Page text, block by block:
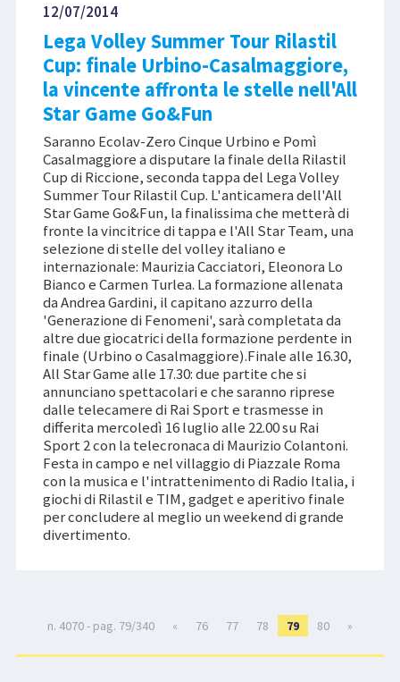
12/07/2014
Lega Volley Summer Tour Rilastil
Cup: finale Urbino-Casalmaggiore,
la vincente affronta le stelle nell'All
Star Game Go&Fun
Saranno Ecolav-Zero Cinque Urbino e Pomì
Casalmaggiore a disputare la finale della Rilastil
Cup di Riccione, seconda tappa del Lega Volley
Summer Tour Rilastil Cup. L'anticamera dell'All
Star Game Go&Fun, la finalissima che metterà di
fronte la vincitrice di tappa e l'All Star Team, una
selezione di stelle del volley italiano e
internazionale: Maurizia Cacciatori, Eleonora Lo
Bianco e Carmen Turlea. La formazione allenata
da Andrea Gardini, il capitano azzurro della
'Generazione di Fenomeni', sarà completata da
altre due giocatrici della formazione perdente in
finale (Urbino o Casalmaggiore).Finale alle 16.30,
All Star Game alle 17.30: due partite che si
annunciano spettacolari e che saranno riprese
dalle telecamere di Rai Sport e trasmesse in
differita mercoledì 16 luglio alle 22.00 su Rai
Sport 2 con la telecronaca di Maurizio Colantoni.
Festa in campo e nel villaggio di Piazzale Roma
con la musica e l'intrattenimento di Radio Italia, i
giochi di Rilastil e TIM, gadget e aperitivo finale
per concludere al meglio un weekend di grande
divertimento.
n. 4070 - pag. 79/340 « 76 77 78 79 80 »